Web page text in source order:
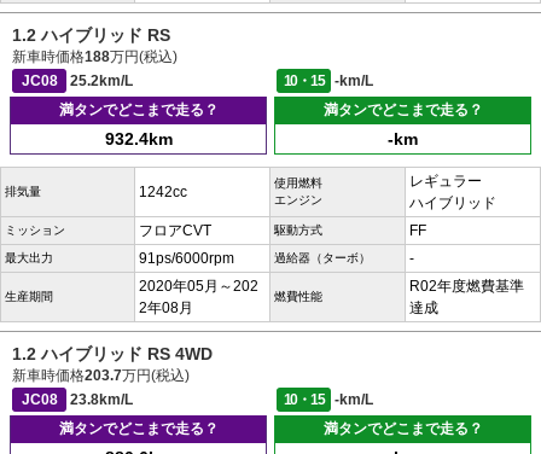
1.2 ハイブリッド RS
新車時価格188万円(税込)
JC08
25.2km/L 10・15
-km/L
満タンでどこまで走る？
932.4km
満タンでどこまで走る？
-km
排気量 1242cc
使用燃料
エンジン
レギュラー
ハイブリッド
ミッション フロアCVT 駆動方式 FF
最大出力 91ps/6000rpm 過給器（ターボ） -
生産期間
2020年05月～202
2年08月
燃費性能
R02年度燃費基準
達成
1.2 ハイブリッド RS 4WD
新車時価格203.7万円(税込)
JC08
23.8km/L 10・15
-km/L
満タンでどこまで走る？
満タンでどこまで走る？